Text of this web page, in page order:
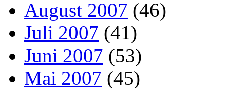
August 2007 (46)
Juli 2007 (41)
Juni 2007 (53)
Mai 2007 (45)